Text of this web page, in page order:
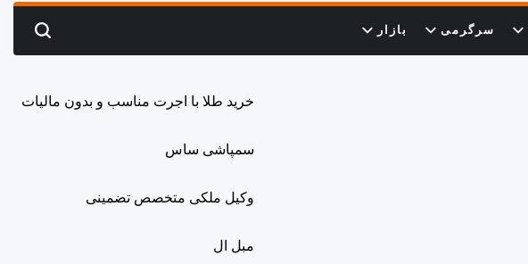
سرگرمی بازار Search
خرید طلا با اجرت مناسب و بدون مالیات
سمپاشی ساس
وکیل ملکی متخصص تضمینی
مبل ال